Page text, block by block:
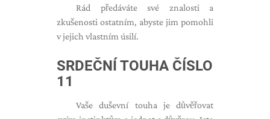
Rád předáváte své znalosti a
zkušenosti ostatním, abyste jim pomohli
v jejich vlastním úsilí.
SRDEČNÍ TOUHA ČÍSLO
11
Vaše duševní touha je důvěřovat